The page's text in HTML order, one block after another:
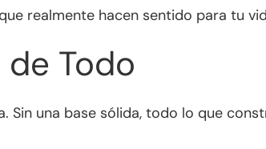
realmente hacen sentido para tu
de Todo
una base sólida, todo lo que